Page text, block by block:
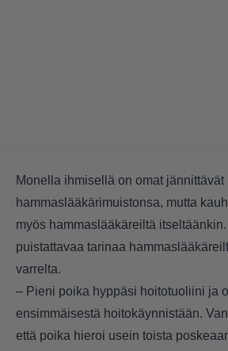
Monella ihmisellä on omat jännittävät
hammaslääkärimuistonsa, mutta
myös hammaslääkäreiltä
puistattavaa tarinaa
varrelta.
– Pieni poika hyppäsi hoitotuoliini ja
ensimmäisestä hoitokäynnistään.
että poika hieroi usein toista